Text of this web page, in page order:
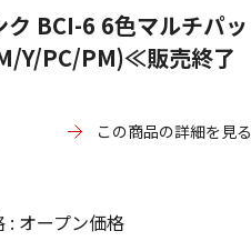
ク BCI-6 6色マルチパッ
Y/PC/PM)≪販売終了
この商品の詳細を見る
: オープン価格